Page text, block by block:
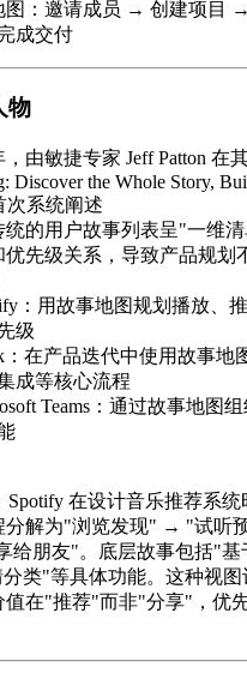
图：邀请成员 → 创建项目
成交付
物
，由敏捷专家 Jeff Patton 在
Discover the Whole Story,
次系统阐述
统的用户故事列表呈"一维
优先级关系，导致产品规划
：用故事地图规划播放、
级
：在产品迭代中使用故事地
成等核心流程
Teams ：通过故事地图
Spotify 在设计音乐推荐系
分解为"浏览发现" → "试听
给朋友"。底层故事包括"基
类"等具体功能。这种视图
值在"推荐"而非"分享"，优